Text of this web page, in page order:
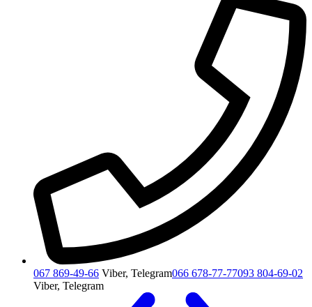
067 869-49-66 Viber, Telegram066 678-77-77093 804-69-02
Viber, Telegram